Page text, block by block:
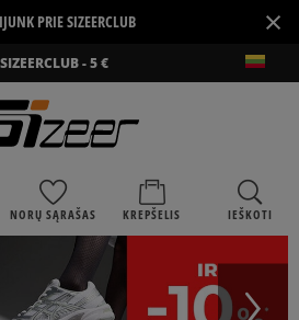
PRIE SIZEERCLUB ×
SIZEERCLUB - 5 €
NORŲ SĄRAŠAS KREPŠELIS IEŠKOTI